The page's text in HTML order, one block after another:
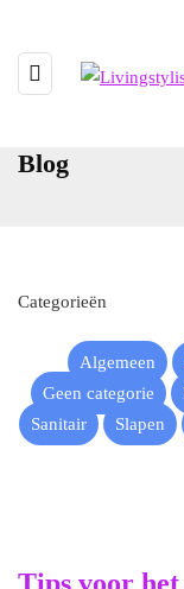
Blog
Categorieën
Algemeen
Geen categorie
Sanitair
Slapen